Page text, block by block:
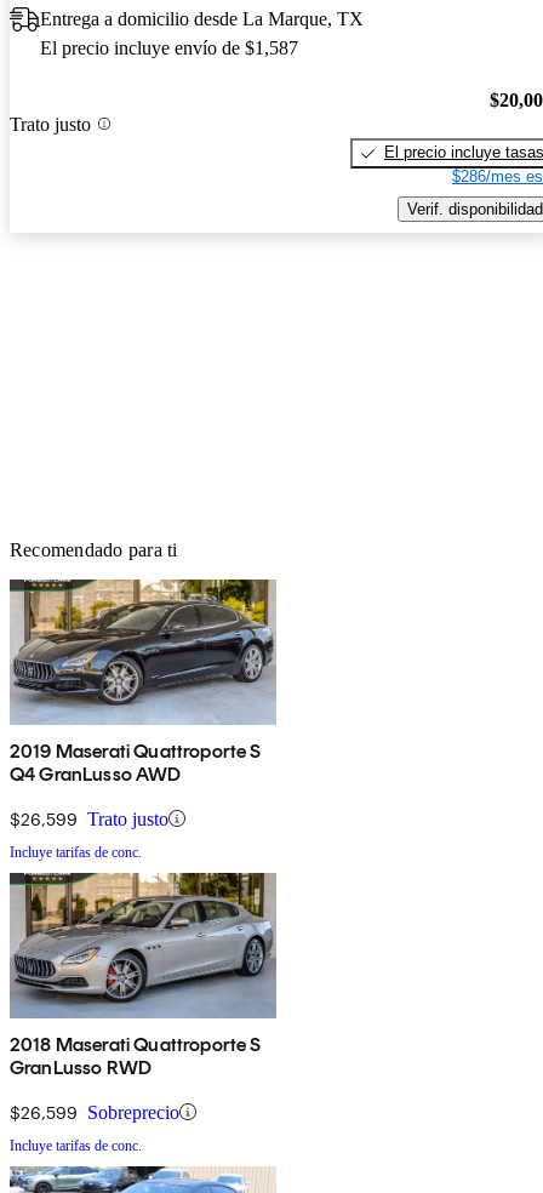
Entrega a domicilio desde La Marque, TX
El precio incluye envío de $1,587
Trato justo
El precio incluye tasas
$286/mes
Verif. disponibilidad
Recomendado para ti
2019 Maserati Quattroporte S
Q4 GranLusso AWD
$26,599 Trato justo
Incluye tarifas de conc.
2018 Maserati Quattroporte S
GranLusso RWD
$26,599 Sobreprecio
Incluye tarifas de conc.